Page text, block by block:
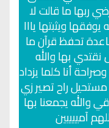
ربها ما قالت لا
ويثبتها يااا
تحفظ قرآن ما
بها والله
أنا كلما يزداد
راح تصير زي
والله يجمعنا بها
آمييييين